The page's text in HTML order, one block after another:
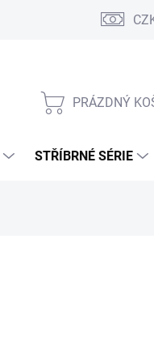
PRÁZDNÝ
STŘÍBRNÉ SÉRIE